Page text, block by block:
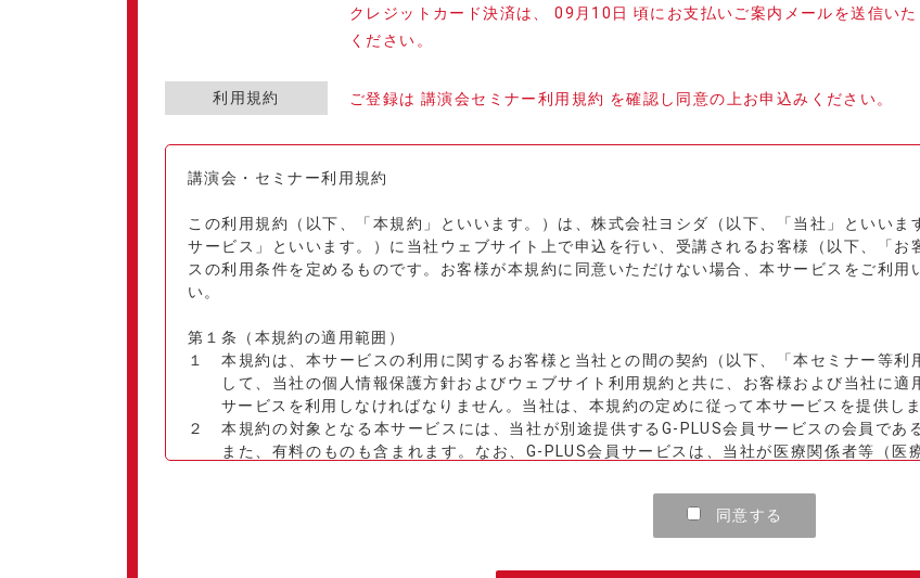
クレジットカード決済は、 09月10日 頃にお支払いご案内メールを送信い
ください。
利用規約 ご登録は 講演会セミナー利用規約 を確認し同意の上お申込みください。
講演会・セミナー利用規約
この利用規約（以下、「本規約」といいます。）は、株式会社ヨシダ（以下、「当社」といい
サービス」といいます。）に当社ウェブサイト上で申込を行い、受講されるお客様（以下、「
スの利用条件を定めるものです。お客様が本規約に同意いただけない場合、本サービスをご利
い。
第１条（本規約の適用範囲）
１ 本規約は、本サービスの利用に関するお客様と当社との間の契約（以下、「本セミナー等利
して、当社の個人情報保護方針およびウェブサイト利用規約と共に、お客様および当社に
サービスを利用しなければなりません。当社は、本規約の定めに従って本サービスを提供しま
２ 本規約の対象となる本サービスには、当社が別途提供するG-PLUS会員サービスの会員であ
また、有料のものも含まれます。なお、G-PLUS会員サービスは、当社が医療関係者等（医
１ 本サービスの利用を希望されるお客様は、本規約に同意し、かつ、別途当社ウェブサイトに
同意する